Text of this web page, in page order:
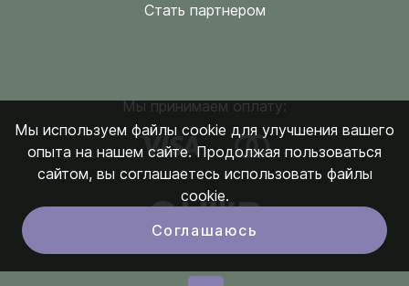
Стать партнером
Мы принимаем оплату:
Мы используем файлы cookie для улучшения вашего
опыта на нашем сайте. Продолжая пользоваться
сайтом, вы соглашаетесь использовать файлы
cookie.
Соглашаюсь